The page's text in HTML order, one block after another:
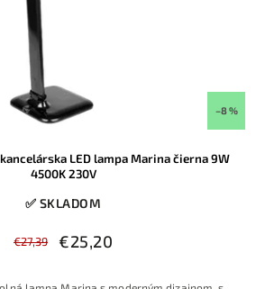
–8 %
LED lampa Marina čierna 9W
4500K 230V
✅ SKLADOM
€27,39 €25,20